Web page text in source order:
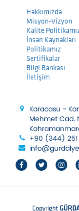
Hakkımızda
Misyon-Vizyon
Kalite
İnsan Kaynakları
Politikamız
Sertifikalar
Bilgi Bankası
İletişim
Karacasu -
Mehmet Cad.
+90 (344)
Copyright